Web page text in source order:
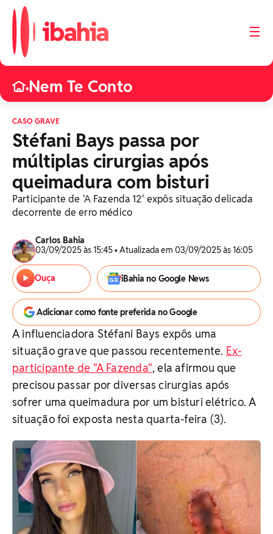
☰
•Nem Te Conto
CASO GRAVE
Stéfani Bays passa por
múltiplas cirurgias após
queimadura com bisturi
Participante de 'A Fazenda 12' expôs situação delicada
decorrente de erro médico
Carlos Bahia
03/09/2025 às 15:45 • Atualizada em 03/09/2025 às 16:05
Ouça iBahia no Google News
Adicionar como fonte preferida no Google
A influenciadora Stéfani Bays expôs uma
situação grave que passou recentemente. Ex-
participante de "A Fazenda", ela afirmou que
precisou passar por diversas cirurgias após
sofrer uma queimadura por um bisturi elétrico. A
situação foi exposta nesta quarta-feira (3).